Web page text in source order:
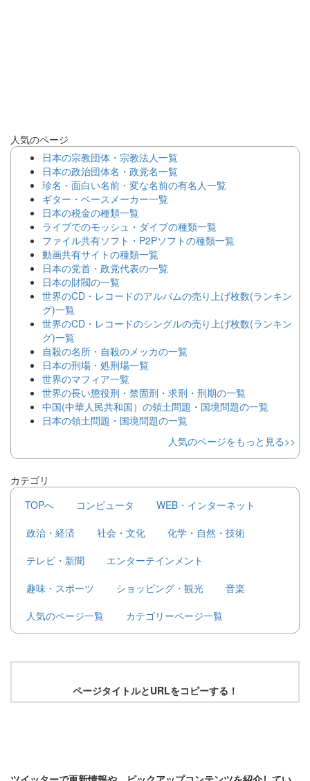
人気のページ
日本の宗教団体・宗教法人一覧
日本の政治団体名・政党名一覧
珍名・面白い名前・変な名前の有名人一覧
ギター・ベースメーカー一覧
日本の税金の種類一覧
ライブでのモッシュ・ダイブの種類一覧
ファイル共有ソフト・P2Pソフトの種類一覧
動画共有サイトの種類一覧
日本の党首・政党代表の一覧
日本の財閥の一覧
世界のCD・レコードのアルバムの売り上げ枚数(ランキン
グ)一覧
世界のCD・レコードのシングルの売り上げ枚数(ランキン
グ)一覧
自殺の名所・自殺のメッカの一覧
日本の刑場・処刑場一覧
世界のマフィア一覧
世界の長い懲役刑・禁固刑・求刑・刑期の一覧
中国(中華人民共和国）の領土問題・国境問題の一覧
日本の領土問題・国境問題の一覧
人気のページをもっと見る>>
カテゴリ
TOPへ
コンピュータ
WEB・インターネット
政治・経済
社会・文化
化学・自然・技術
テレビ・新聞
エンターテインメント
趣味・スポーツ
ショッピング・観光
音楽
人気のページ一覧
カテゴリーページ一覧
ページタイトルとURLをコピーする！